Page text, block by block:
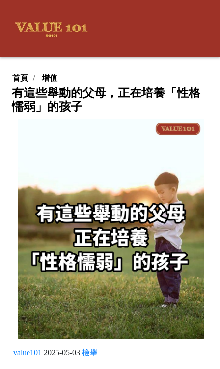
首頁 增值
有這些舉動的父母，正在培養「性格
懦弱」的孩子
value101 2025-05-03 檢舉